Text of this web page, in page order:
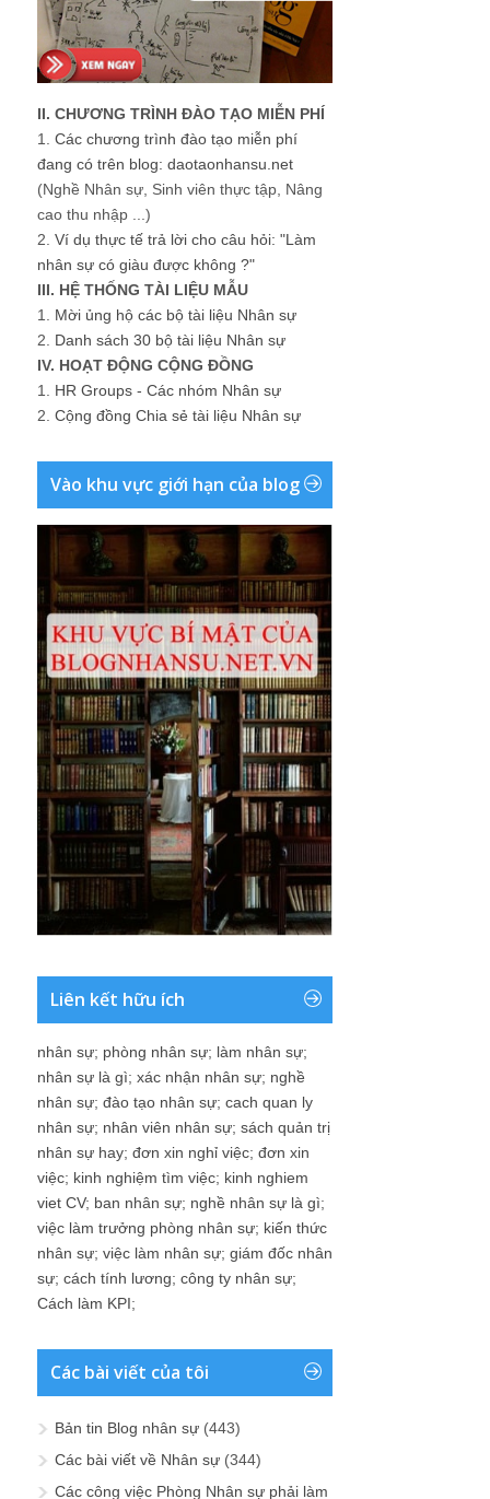
II. CHƯƠNG TRÌNH ĐÀO TẠO MIỄN PHÍ
1. Các chương trình đào tạo miễn phí
đang có trên blog: daotaonhansu.net
(Nghề Nhân sự, Sinh viên thực tập, Nâng
cao thu nhập ...)
2. Ví dụ thực tế trả lời cho câu hỏi: "Làm
nhân sự có giàu được không ?"
III. HỆ THỐNG TÀI LIỆU MẪU
1. Mời ủng hộ các bộ tài liệu Nhân sự
2. Danh sách 30 bộ tài liệu Nhân sự
IV. HOẠT ĐỘNG CỘNG ĐỒNG
1. HR Groups - Các nhóm Nhân sự
2. Cộng đồng Chia sẻ tài liệu Nhân sự
Vào khu vực giới hạn của blog
Liên kết hữu ích
nhân sự; phòng nhân sự; làm nhân sự;
nhân sự là gì; xác nhận nhân sự; nghề
nhân sự; đào tạo nhân sự; cach quan ly
nhân sự; nhân viên nhân sự; sách quản trị
nhân sự hay; đơn xin nghỉ việc; đơn xin
việc; kinh nghiệm tìm việc; kinh nghiem
viet CV; ban nhân sự; nghề nhân sự là gì;
việc làm trưởng phòng nhân sự; kiến thức
nhân sự; việc làm nhân sự; giám đốc nhân
sự; cách tính lương; công ty nhân sự;
Cách làm KPI;
Các bài viết của tôi
Bản tin Blog nhân sự (443)
Các bài viết về Nhân sự (344)
Các công việc Phòng Nhân sự phải làm